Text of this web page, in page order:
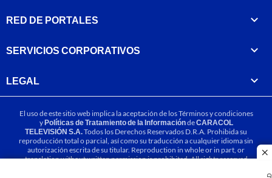
RED DE PORTALES
SERVICIOS CORPORATIVOS
LEGAL
El uso de este sitio web implica la aceptación de losTérminos y condiciones
yPolíticas de Tratamiento de la InformacióndeCARACOL
TELEVISIÓN S.A.Todos los Derechos Reservados D.R.A. Prohibida su
reproducción total o parcial, así como su traducción a cualquier idioma sin
autorización escrita de su titular. Reproduction in whole or in part, or
translation without written permission is prohibited. All rights reserved